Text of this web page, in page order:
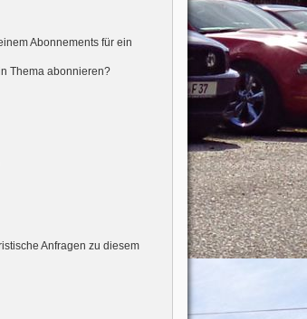
Abonnements für ein
Thema abonnieren?
Anfragen zu diesem